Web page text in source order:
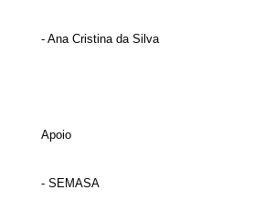
- Ana Cristina da Silva
Apoio
- SEMASA